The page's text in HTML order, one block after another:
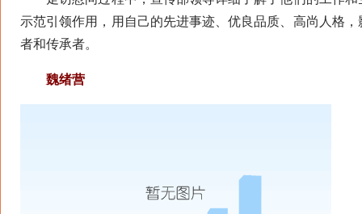
示范引领作用，用自己的先进事迹、优良品质、高尚人格
者和传承者。
魏绪营